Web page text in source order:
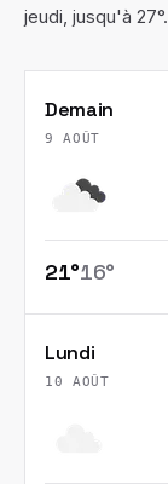
jeudi, jusqu'à 27°.
Demain
9 AOÛT
21°16°
Lundi
10 AOÛT